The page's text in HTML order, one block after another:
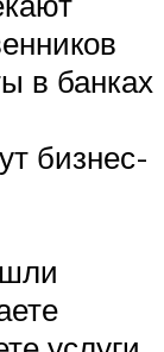
в банках
бизнес-